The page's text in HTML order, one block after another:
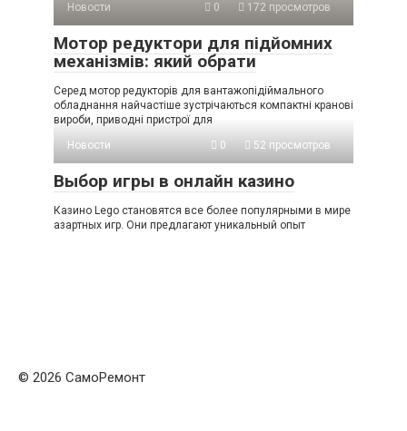
Новости 0 172 просмотров
Мотор редуктори для підйомних
механізмів: який обрати
Серед мотор редукторів для вантажопідіймального
обладнання найчастіше зустрічаються компактні кранові
вироби, приводні пристрої для
Новости
0 52 просмотров
Выбор игры в онлайн казино
Казино Lego становятся все более популярными в мире
азартных игр. Они предлагают уникальный опыт
© 2026 СамоРемонт